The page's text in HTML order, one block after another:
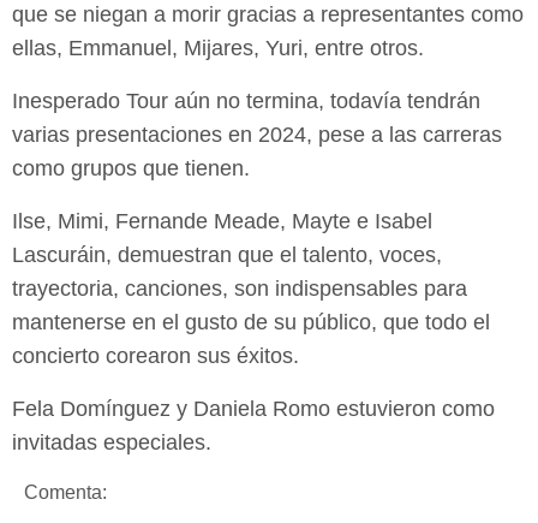
que se niegan a morir gracias a representantes como
ellas, Emmanuel, Mijares, Yuri, entre otros.
Inesperado Tour aún no termina, todavía tendrán
varias presentaciones en 2024, pese a las carreras
como grupos que tienen.
Ilse, Mimi, Fernande Meade, Mayte e Isabel
Lascuráin, demuestran que el talento, voces,
trayectoria, canciones, son indispensables para
mantenerse en el gusto de su público, que todo el
concierto corearon sus éxitos.
Fela Domínguez y Daniela Romo estuvieron como
invitadas especiales.
Comenta: